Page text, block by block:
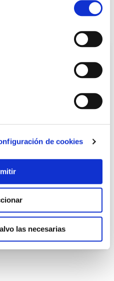
de cookies
las necesarias
€
carrito